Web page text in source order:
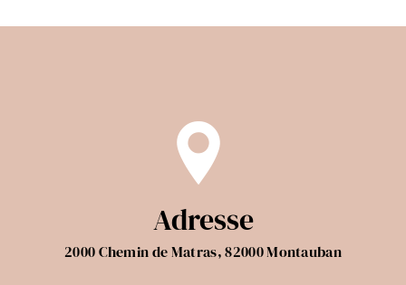
Adresse
2000 Chemin de Matras, 82000 Montauban